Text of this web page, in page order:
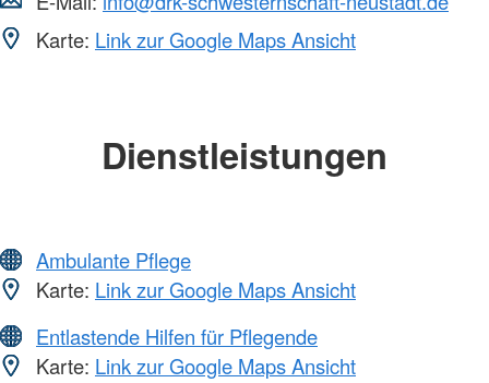
Karte: Link zur Google Maps Ansicht
Dienstleistungen
Ambulante Pflege
Karte: Link zur Google Maps Ansicht
Entlastende Hilfen für Pflegende
Karte: Link zur Google Maps Ansicht